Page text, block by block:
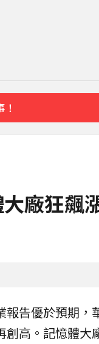
北檢遭收押
15分鐘
廠狂飆
報告優於預期
高。 記憶體大